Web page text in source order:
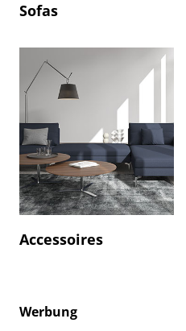
Sofas
Accessoires
Werbung